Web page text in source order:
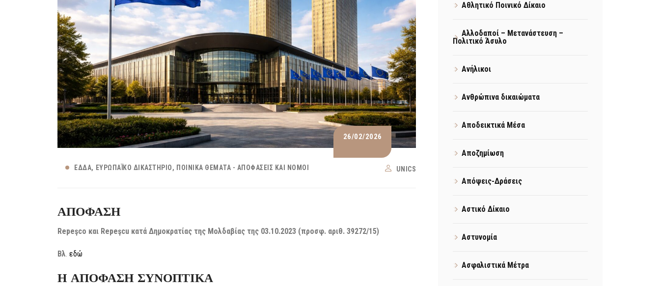
26/02/2026
ΕΔΔΑ ΕΥΡΩΠΑΪΚΌ ΔΙΚΑΣΤΉΡΙΟ ΠΟΙΝΙΚΆ ΘΈΜΑΤΑ - ΑΠΟΦΆΣΕΙΣ ΚΑΙ ΝΌΜΟΙ UNICS
ΑΠΟΦΑΣΗ
Repeşco και Repeşcu κατά Δημοκρατίας της Μολδαβίας της 03.10.2023 (προσφ. αριθ. 39272/15)
Βλ. εδώ
Η ΑΠΟΦΑΣΗ ΣΥΝΟΠΤΙΚΑ
Αθλητικό Ποινικό Δίκαιο
Αλλοδαποί – Μετανάστευση –
Πολιτικό Άσυλο
Ανήλικοι
Ανθρώπινα δικαιώματα
Αποδεικτικά Μέσα
Αποζημίωση
Απόψεις-Δράσεις
Αστικό Δίκαιο
Αστυνομία
Ασφαλιστικά Μέτρα